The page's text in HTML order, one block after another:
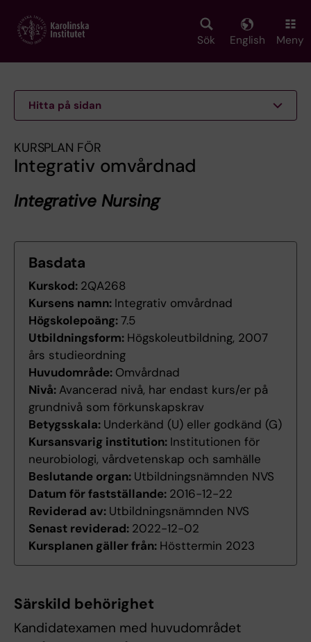
main
Sök English Meny
Hitta på sidan
KURSPLAN FÖR
Integrativ omvårdnad
Integrative Nursing
Basdata
Kurskod: 2QA268
Kursens namn: Integrativ omvårdnad
Högskolepoäng:7.5
Utbildningsform: Högskoleutbildning, 2007
års studieordning
Huvudområde: Omvårdnad
Nivå: Avancerad nivå, har endast kurs/er på
grundnivå som förkunskapskrav
Betygsskala: Underkänd (U) eller godkänd (G)
Kursansvarig institution: Institutionen för
neurobiologi, vårdvetenskap och samhälle
Beslutande organ: Utbildningsnämnden NVS
Datum för fastställande: 2016-12-22
Reviderad av: Utbildningsnämnden NVS
Senast reviderad: 2022-12-02
Kursplanen gäller från: Hösttermin 2023
Särskild behörighet
Kandidatexamen med huvudområdet